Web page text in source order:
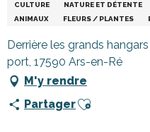
CULTURE NATURE ET DÉTENTE
ANIMAUX
FLEURS / PLANTES
Derrière les grands
port, 17590 Ars-en-Ré
M'y rendre
PartagerAjouter aux